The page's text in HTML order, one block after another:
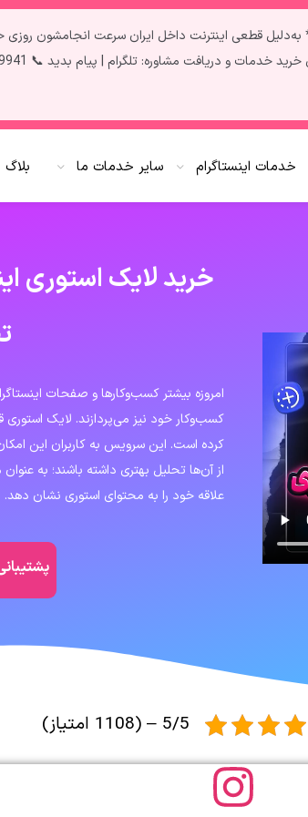
09142109941 💚با شارژ پنل به صورت کارت به کارت 20 درصد شارژ بیشتر دریافت کنید،🌷
خدمات اینستاگرام سایر خدمات ما بلاگ
خرید لایک استوری
امروزه بیشتر کسب‌وکارها و صفحات
کسب‌وکار خود نیز می‌پردازند. لایک استوری
کرده است. این سرویس به کاربران این
از آن‌ها تحلیل بهتری داشته باشند؛ به‌ عنوان‌
علاقه خود را به محتوای استوری نشان دهد.
5/5 – (1108 امتیاز)